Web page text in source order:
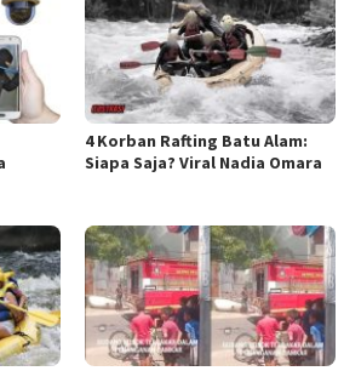
4 Korban Rafting Batu Alam:
Siapa Saja? Viral Nadia Omara